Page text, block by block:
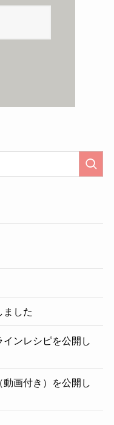
ました
ンレシピを公開し
画付き）を公開し